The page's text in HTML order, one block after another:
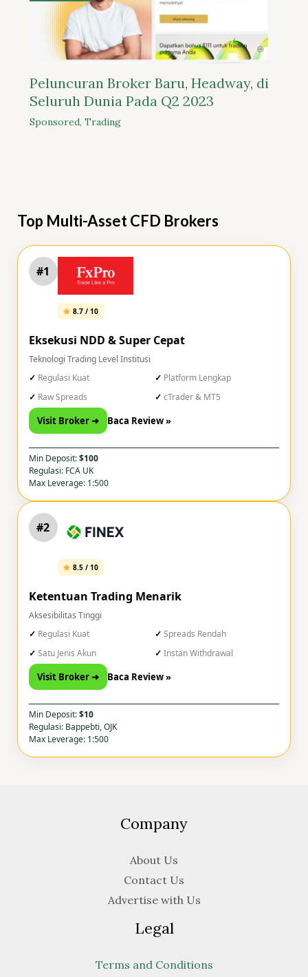
Peluncuran Broker Baru, Headway, di
Seluruh Dunia Pada Q2 2023
Sponsored, Trading
Top Multi-Asset CFD Brokers
#1
8.7 / 10
Eksekusi NDD & Super Cepat
Teknologi Trading Level Institusi
Regulasi Kuat
Platform Lengkap
Raw Spreads
cTrader & MT5
Visit Broker ➜ Baca Review »
Min Deposit:$100
Regulasi: FCA UK
Max Leverage: 1:500
#2
8.5 / 10
Ketentuan Trading Menarik
Aksesibilitas Tinggi
Regulasi Kuat
Spreads Rendah
Satu Jenis Akun
Instan Withdrawal
Visit Broker ➜ Baca Review »
Min Deposit:$10
Regulasi: Bappebti, OJK
Max Leverage: 1:500
Company
About Us
Contact Us
Advertise with Us
Legal
Terms and Conditions